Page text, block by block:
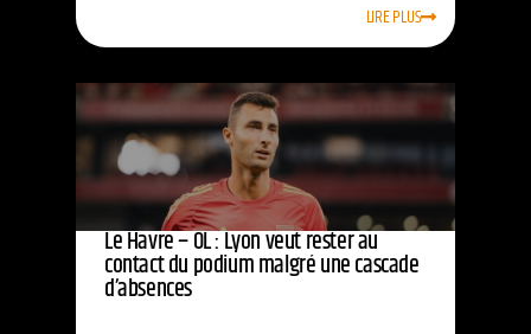
LIRE PLUS
Le Havre – OL : Lyon veut rester au
contact du podium malgré une cascade
d’absences